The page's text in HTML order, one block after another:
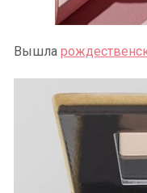
Вышла